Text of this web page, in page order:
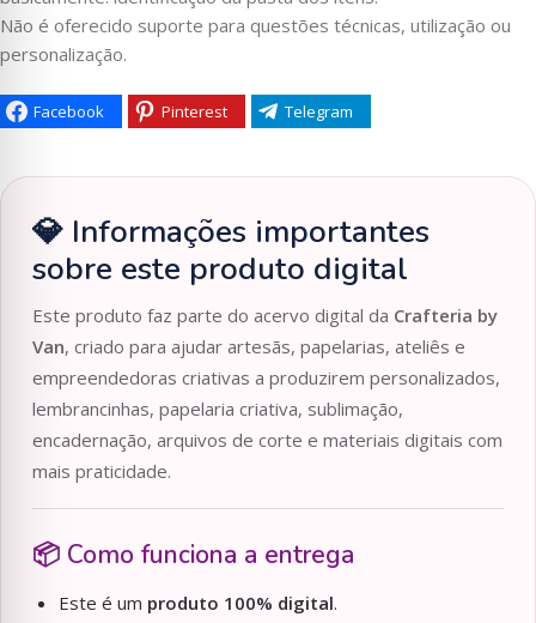
Não é oferecido suporte para questões técnicas, utilização ou
personalização.
Facebook Pinterest Telegram
💎 Informações importantes
sobre este produto digital
Este produto faz parte do acervo digital da Crafteria by
Van, criado para ajudar artesãs, papelarias, ateliês e
empreendedoras criativas a produzirem personalizados,
lembrancinhas, papelaria criativa, sublimação,
encadernação, arquivos de corte e materiais digitais com
mais praticidade.
📦 Como funciona a entrega
Este é um produto 100% digital.